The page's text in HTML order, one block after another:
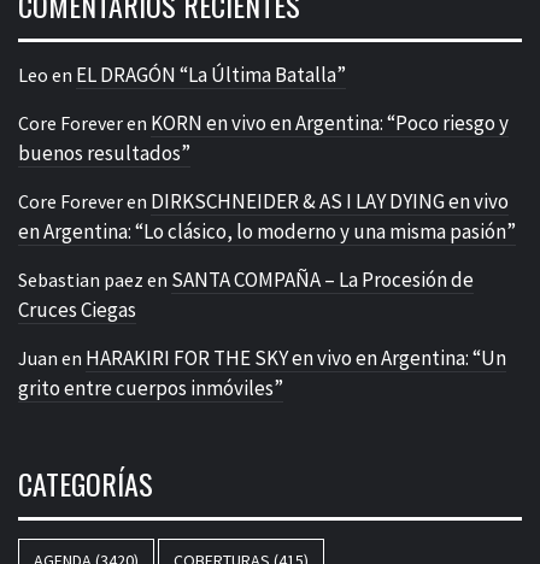
Leo en EL DRAGÓN “La Última Batalla”
Core Foreveren KORN en vivo en Argentina: “Poco riesgo y
buenos resultados”
Core Foreveren DIRKSCHNEIDER & AS I LAY DYING en vivo
en Argentina: “Lo clásico, lo moderno y una misma pasión”
Sebastian paez en SANTA COMPAÑA – La Procesión de
Cruces Ciegas
Juan en HARAKIRI FOR THE SKY en vivo en Argentina: “Un
grito entre cuerpos inmóviles”
CATEGORÍAS